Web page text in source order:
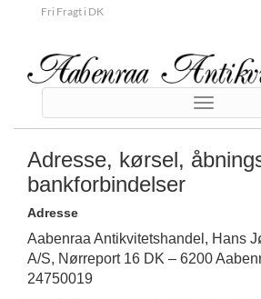
Fri Fragt i DK
Toggle
Adresse, kørsel,
bankforbindelser
Adresse
Aabenraa Antikvitetshandel, Hans
A/S, Nørreport 16 DK – 6200
24750019